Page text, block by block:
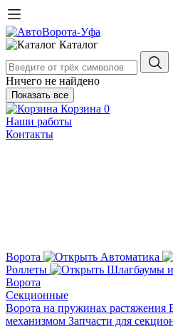
Каталог
Ничего не найдено
Показать все
Корзина 0
Наши работы
Контакты
Ворота Автоматика
Роллеты
Шлагбаумы
Ворота
Секционные
Ворота на пружинах растяжения
механизмом Запчасти для